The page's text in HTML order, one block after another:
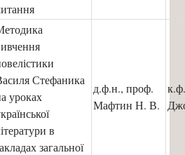
Стефаника
уроках
в
загальної
д.ф.н., проф.
Мафтин Н. В.